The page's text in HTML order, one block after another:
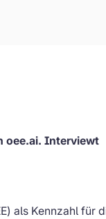
oee.ai. Interviewt
als Kennzahl für